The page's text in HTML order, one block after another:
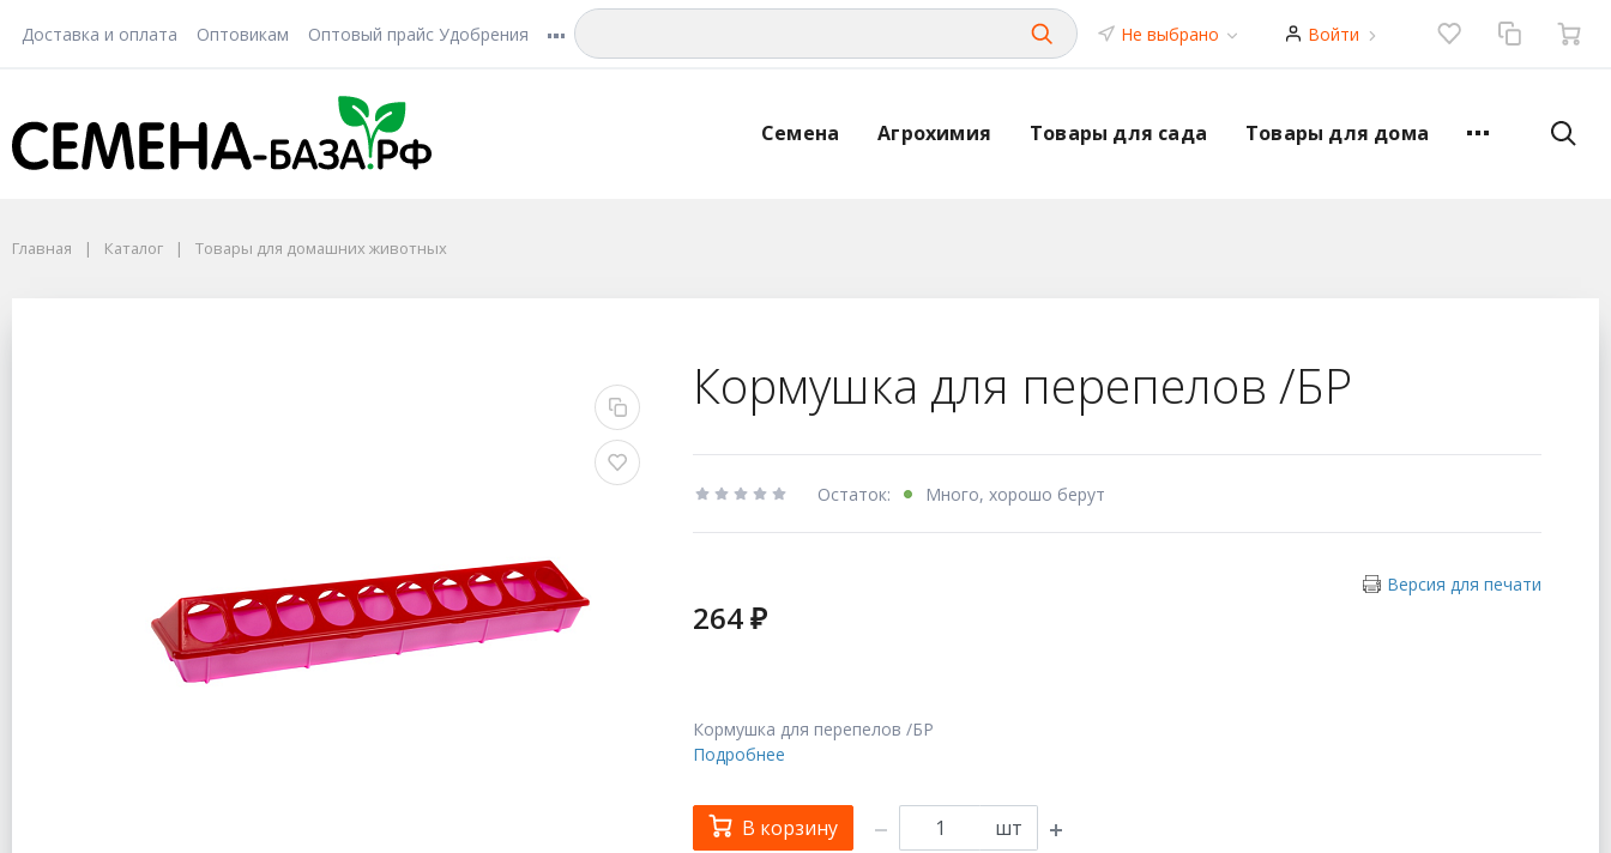
Доставка и оплата Оптовикам Оптовый прайс Удобрения Не выбрано Войти
Семена Агрохимия Товары для сада Товары для дома
Главная Каталог Товары для домашних животных
Кормушка для перепелов /БР
Остаток: Много, хорошо берут
Версия для печати
264 ₽
Кормушка для перепелов /БР
Подробнее
В корзину шт